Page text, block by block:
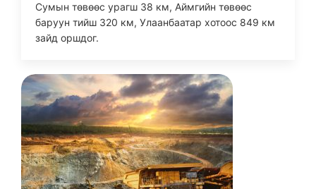
Сумын төвөөс урагш 38 км, Аймгийн төвөөс
баруун тийш 320 км, Улаанбаатар хотоос 849 км
зайд оршдог.